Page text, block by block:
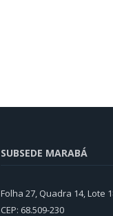
SUBSEDE MARABÁ
Folha 27, Quadra 14, Lote
CEP: 68.509-230